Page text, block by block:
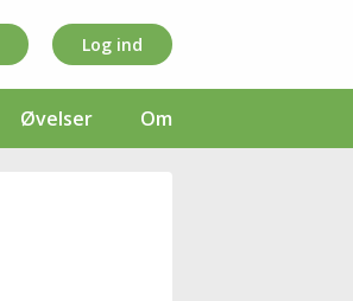
Log ind
Øvelser Om